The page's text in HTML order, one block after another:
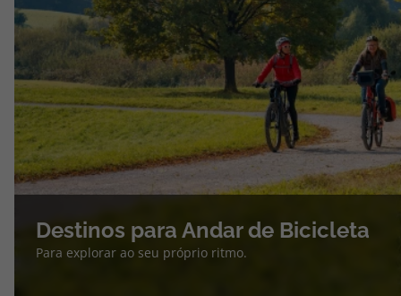
Destinos para Andar de Bicicleta
Para explorar ao seu próprio ritmo.